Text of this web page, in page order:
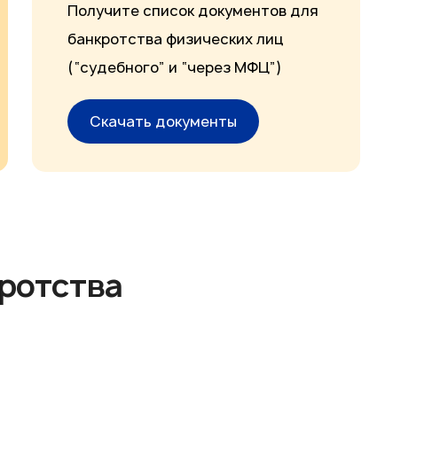
Получите список документов для
банкротства физических лиц
(“судебного” и “через МФЦ”)
Скачать документы